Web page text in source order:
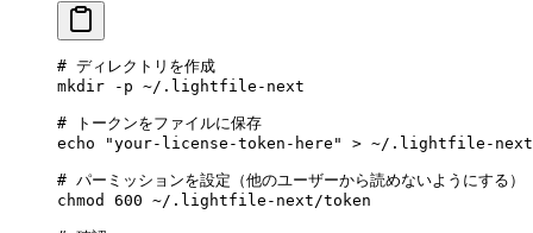
# ディレクトリを作成
mkdir -p ~/.lightfile-next
# トークンをファイルに保存
echo "your-license-token-here" > ~/.lightfile-
# パーミッションを設定（他のユーザーから読めないようにする）
chmod
600 ~/.lightfile-next/token